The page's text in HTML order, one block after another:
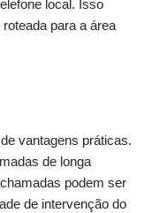
local. Isso
para a área
vantagens práticas.
de longa
podem ser
de intervenção do